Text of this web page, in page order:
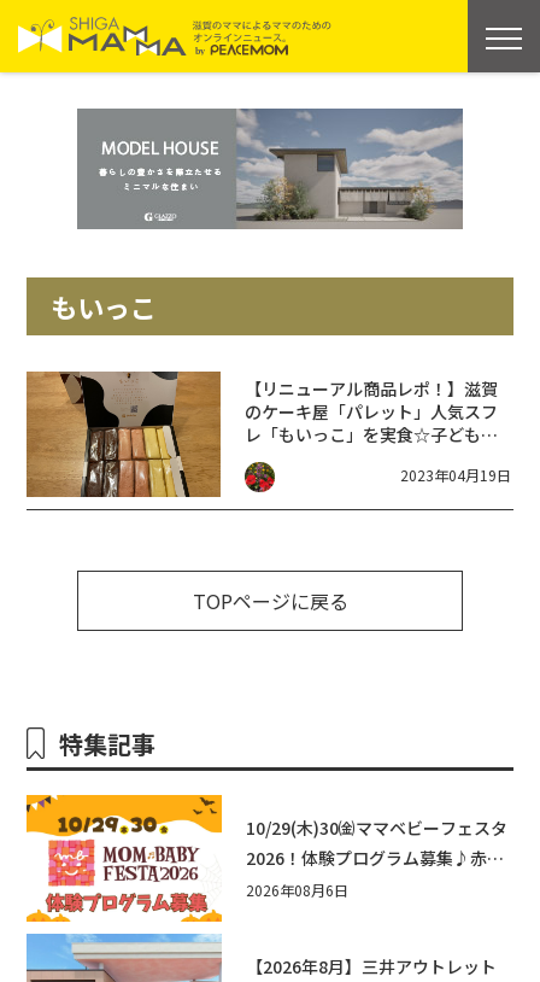
もいっこ
【リニューアル商品レポ！】滋賀
のケーキ屋「パレット」人気スフ
レ「もいっこ」を実食☆子ども喜
ぶお土産に最適！オンラインショ
ップ情報も♪
2023年04月19日
TOPページに戻る
特集記事
10/29(木)30㈮ママベビーフェスタ
2026！体験プログラム募集♪赤ち
ゃん向けイベントに出演しません
2026年08月6日
【2026年8月】三井アウトレット